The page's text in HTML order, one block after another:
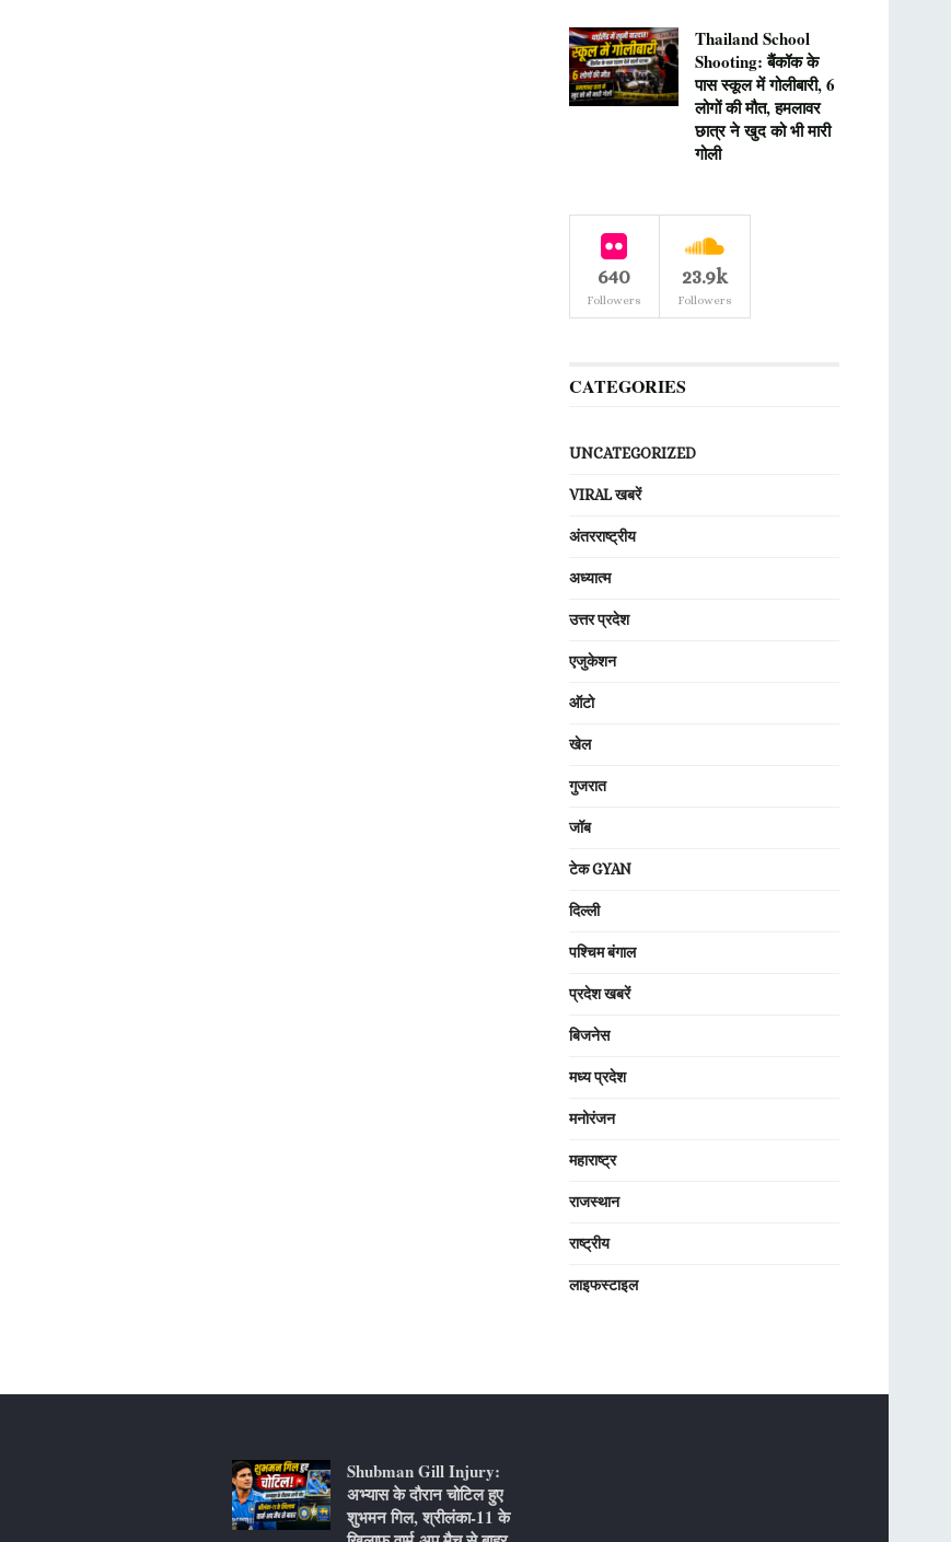
Thailand School
Shooting: बैंकॉक के
पास स्कूल में गोलीबारी, 6
लोगों की मौत, हमलावर
छात्र ने खुद को भी मारी
गोली
640
Followers
23.9k
Followers
CATEGORIES
UNCATEGORIZED
VIRAL खबरें
अंतरराष्ट्रीय
अध्यात्म
उत्तर प्रदेश
एजुकेशन
ऑटो
खेल
गुजरात
जॉब
टेक GYAN
दिल्ली
पश्चिम बंगाल
प्रदेश खबरें
बिजनेस
मध्य प्रदेश
मनोरंजन
महाराष्ट्र
राजस्थान
राष्ट्रीय
लाइफस्टाइल
Shubman Gill Injury:
अभ्यास के दौरान चोटिल हुए
शुभमन गिल, श्रीलंका-11 के